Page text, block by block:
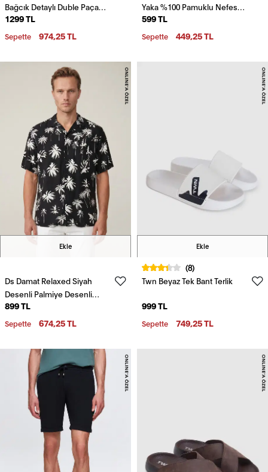
Bağcık Detaylı Duble Paça
Viskonlu Jogger Şort
1299 TL
Sepette 974,25 TL
Yaka %100 Pamuklu Nefes
Alabilen T-Shirt
599 TL
Sepette 449,25 TL
Ekle
Ds Damat Relaxed Siyah
Desenli Palmiye Desenli
Kısa Kollu Yazlık Viskon
Gömlek
899 TL
Sepette 674,25 TL
Ekle
(8)
Twn Beyaz Tek Bant Terlik
999 TL
Sepette 749,25 TL